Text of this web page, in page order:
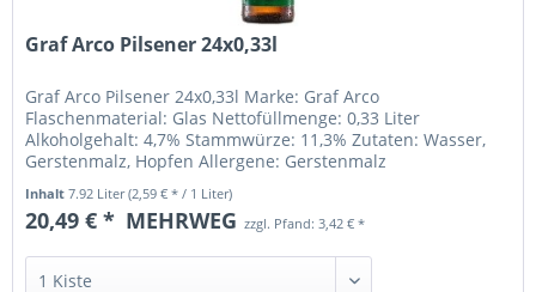
Graf Arco Pilsener 24x0,33l
Graf Arco Pilsener 24x0,33l Marke: Graf Arco
Flaschenmaterial: Glas Nettofüllmenge: 0,33 Liter
Alkoholgehalt: 4,7% Stammwürze: 11,3% Zutaten: Wasser,
Gerstenmalz, Hopfen Allergene: Gerstenmalz
Inhalt7.92 Liter(2,59 € * / 1 Liter)
20,49 € * MEHRWEG zzgl. Pfand: 3,42 € *